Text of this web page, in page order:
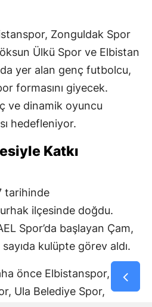
Zonguldak Spor
Ülkü Spor ve Elbistan
yer alan genç futbolcu,
formasını giyecek.
ve dinamik oyuncu
hedefleniyor.
Katkı
tarihinde
ilçesinde doğdu.
Spor’da başlayan Çam,
kulüpte görev aldı.
önce Elbistanspor,
Ula Belediye Spor,